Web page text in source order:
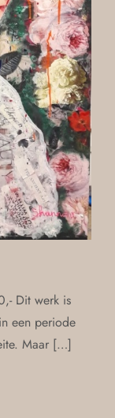
Dit werk is
een periode
Maar […]